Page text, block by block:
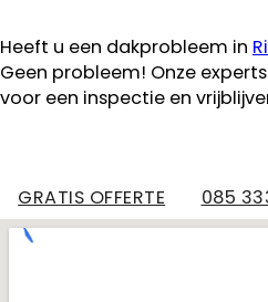
Heeft u een dakprobleem in
Geen probleem! Onze
voor een inspectie en
GRATIS OFFERTE 085